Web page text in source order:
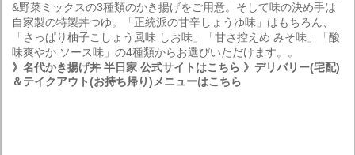
&野菜ミックスの3種類のかき揚げをご用意。そして味の決め手は
自家製の特製丼つゆ。「正統派の甘辛しょうゆ味」はもちろん、
「さっぱり柚子こしょう風味 しお味」「甘さ控えめ みそ味」「酸
味爽やか ソース味」の4種類からお選びいただけます。。
》名代かき揚げ丼 半日家 公式サイトはこちら 》デリバリー(宅配)
＆テイクアウト(お持ち帰り)メニューはこちら